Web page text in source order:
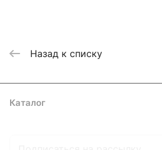
Назад к списку
Каталог